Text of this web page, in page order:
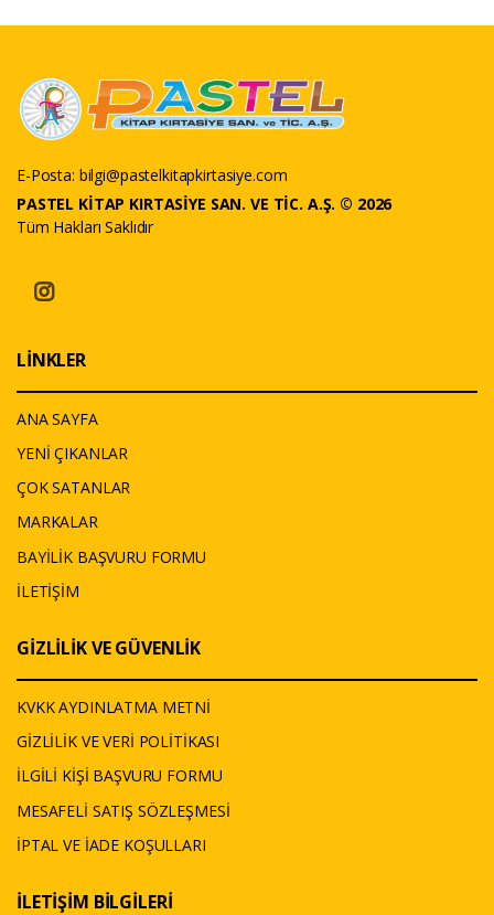
E-Posta: bilgi@pastelkitapkirtasiye.com
PASTEL KİTAP KIRTASİYE SAN. VE TİC. A.Ş. © 2026
Tüm Hakları Saklıdır
LİNKLER
ANA SAYFA
YENİ ÇIKANLAR
ÇOK SATANLAR
MARKALAR
BAYİLİK BAŞVURU FORMU
İLETİŞİM
GİZLİLİK VE GÜVENLİK
KVKK AYDINLATMA METNİ
GİZLİLİK VE VERİ POLİTİKASI
İLGİLİ KİŞİ BAŞVURU FORMU
MESAFELİ SATIŞ SÖZLEŞMESİ
İPTAL VE İADE KOŞULLARI
İLETİŞİM BİLGİLERİ